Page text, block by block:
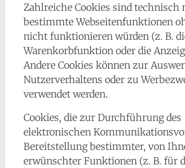
Zahlreiche Cookies sind technisch
bestimmte Webseitenfunktionen
nicht funktionieren würden (z. B.
Warenkorbfunktion oder die
Andere Cookies können zur
Nutzerverhaltens oder zu
verwendet werden.
Cookies, die zur Durchführung des
elektronischen
Bereitstellung bestimmter, von
erwünschter Funktionen (z. B. für